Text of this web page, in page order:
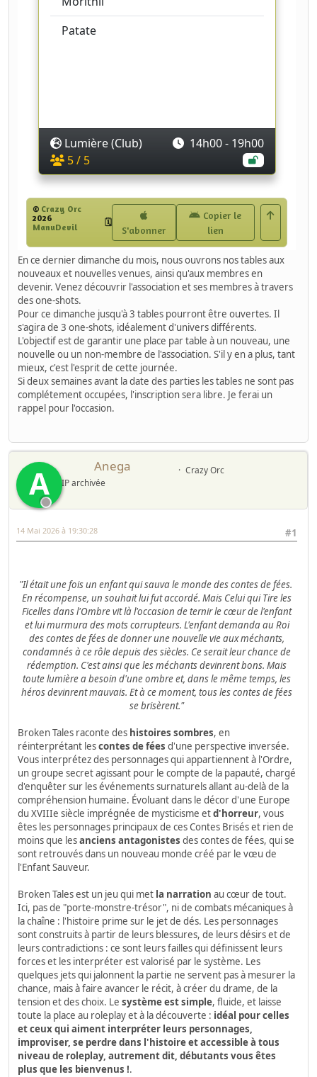
En ce dernier dimanche du mois, nous ouvrons nos tables aux
nouveaux et nouvelles venues, ainsi qu'aux membres en
devenir. Venez découvrir l'association et ses membres à travers
des one-shots.
Pour ce dimanche jusqu'à 3 tables pourront être ouvertes. Il
s'agira de 3 one-shots, idéalement d'univers différents.
L'objectif est de garantir une place par table à un nouveau, une
nouvelle ou un non-membre de l'association. S'il y en a plus, tant
mieux, c'est l'esprit de cette journée.
Si deux semaines avant la date des parties les tables ne sont pas
complétement occupées, l'inscription sera libre. Je ferai un
rappel pour l'occasion.
Anega Crazy Orc
A IP archivée
#1
14 Mai 2026 à 19:30:28
"Il était une fois un enfant qui sauva le monde des contes de fées.
En récompense, un souhait lui fut accordé. Mais Celui qui Tire les
Ficelles dans l'Ombre vit là l'occasion de ternir le cœur de l'enfant
et lui murmura des mots corrupteurs. L'enfant demanda au Roi
des contes de fées de donner une nouvelle vie aux méchants,
condamnés à ce rôle depuis des siècles. Ce serait leur chance de
rédemption. C'est ainsi que les méchants devinrent bons. Mais
toute lumière a besoin d'une ombre et, dans le même temps, les
héros devinrent mauvais. Et à ce moment, tous les contes de fées
se brisèrent."
Broken Tales raconte des histoires sombres, en
réinterprétant lescontes de fées d'une perspective inversée.
Vous interprétez des personnages qui appartiennent à l'Ordre,
un groupe secret agissant pour le compte de la papauté, chargé
d'enquêter sur les événements surnaturels allant au-delà de la
compréhension humaine. Évoluant dans le décor d'une Europe
du XVIIIe siècle imprégnée de mysticisme etd'horreur, vous
êtes les personnages principaux de ces Contes Brisés et rien de
moins que lesanciens antagonistes des contes de fées, qui se
sont retrouvés dans un nouveau monde créé par le vœu de
l'Enfant Sauveur.
Broken Tales est un jeu qui met la narration au cœur de tout.
Ici, pas de "porte-monstre-trésor", ni de combats mécaniques à
la chaîne : l'histoire prime sur le jet de dés. Les personnages
sont construits à partir de leurs blessures, de leurs désirs et de
leurs contradictions : ce sont leurs failles qui définissent leurs
forces et les interpréter est valorisé par le système. Les
quelques jets qui jalonnent la partie ne servent pas à mesurer la
chance, mais à faire avancer le récit, à créer du drame, de la
tension et des choix. Le système est simple, fluide, et laisse
toute la place au roleplay et à la découverte : idéal pour celles
et ceux qui aiment interpréter leurs personnages,
improviser, se perdre dans l'histoire et accessible à tous
niveau de roleplay, autrement dit, débutants vous êtes
plus que les bienvenus !.